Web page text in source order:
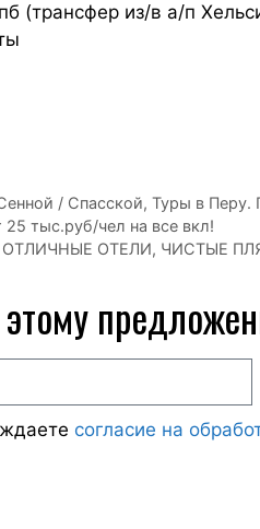
(трансфер из/в а/п
/ Спасской, Туры в Перу.
тыс.руб/чел на все вкл!
ОТЛИЧНЫЕ ОТЕЛИ, ЧИСТЫЕ
согласие на